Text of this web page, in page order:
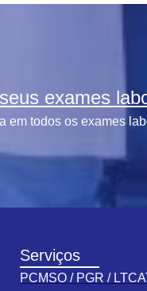
exames
em todos os exames
Serviços
PCMSO / PGR /